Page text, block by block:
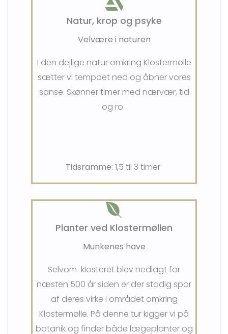
Natur, krop og psyke
Velvære i naturen
I den dejlige natur omkring Klostermølle
sætter vi tempoet ned og åbner vores
sanse. Skønner timer med nærvær, tid
og ro.
Tidsramme: 1,5 til 3 timer
Planter ved Klostermøllen
Munkenes have
Selvom kIosteret blev nedlagt for
næsten 500 år siden er der stadig spor
af deres virke i området omkring
Klostermølle. På denne tur kigger vi på
botanik og finder både lægeplanter og